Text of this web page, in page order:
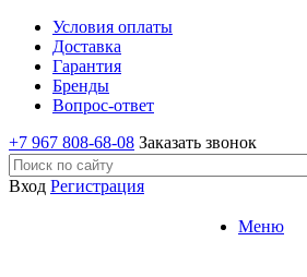
Условия оплаты
Доставка
Гарантия
Бренды
Вопрос-ответ
+7 967 808-68-08 Заказать звонок
Вход Регистрация
Меню